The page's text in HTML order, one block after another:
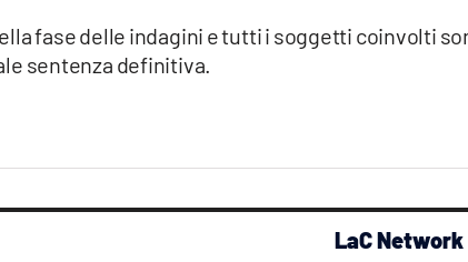
fase delle indagini e tutti i soggetti coinvolti
sentenza definitiva.
LaC Network